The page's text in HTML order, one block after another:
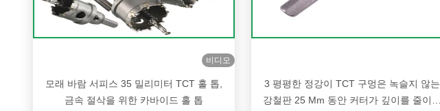
비디오
모래 바람 서피스 35 밀리미터 TCT 홀 톱,
금속 절삭을 위한 카바이드 홀 톱
3 평평한 정강이 TCT 구멍은 녹슬지 않는
강철판 25 Mm 동안 커터가 깊이를 줄이는